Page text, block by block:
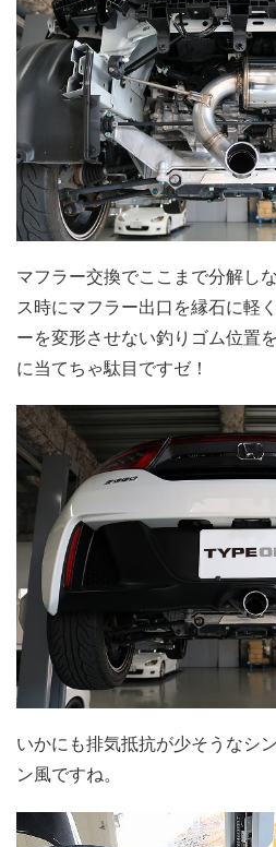
マフラー交換でここまで分解し
ス時にマフラー出口を縁石に軽
ーを変形させない釣りゴム位置
に当てちゃ駄目ですゼ！
いかにも排気抵抗が少そうなシ
ン風ですね。